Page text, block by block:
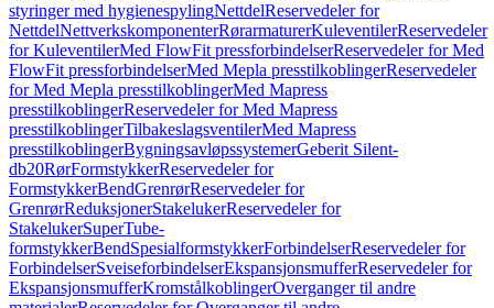
styringer med hygienespylingNettdelReservedeler for
NettdelNettverkskomponenterRørarmaturerKuleventilerReservedeler
for KuleventilerMed FlowFit pressforbindelserReservedeler for Med
FlowFit pressforbindelserMed Mepla presstilkoblingerReservedeler
for Med Mepla presstilkoblingerMed Mapress
presstilkoblingerReservedeler for Med Mapress
presstilkoblingerTilbakeslagsventilerMed Mapress
presstilkoblingerBygningsavløpssystemerGeberit Silent-
db20RørFormstykkerReservedeler for
FormstykkerBendGrenrørReservedeler for
GrenrørReduksjonerStakelukerReservedeler for
StakelukerSuperTube-
formstykkerBendSpesialformstykkerForbindelserReservedeler for
ForbindelserSveiseforbindelserEkspansjonsmufferReservedeler for
EkspansjonsmufferKromstålkoblingerOverganger til andre